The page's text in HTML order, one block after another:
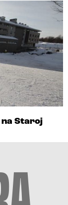
na Staroj